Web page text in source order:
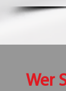
Wer